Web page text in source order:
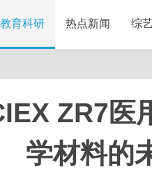
教育科研 热点新闻 综
ZR7医
学材料的